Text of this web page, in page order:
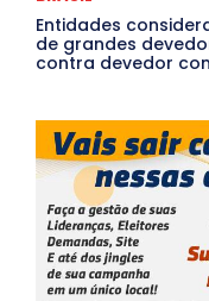
Entidades
de grandes
contra devedor